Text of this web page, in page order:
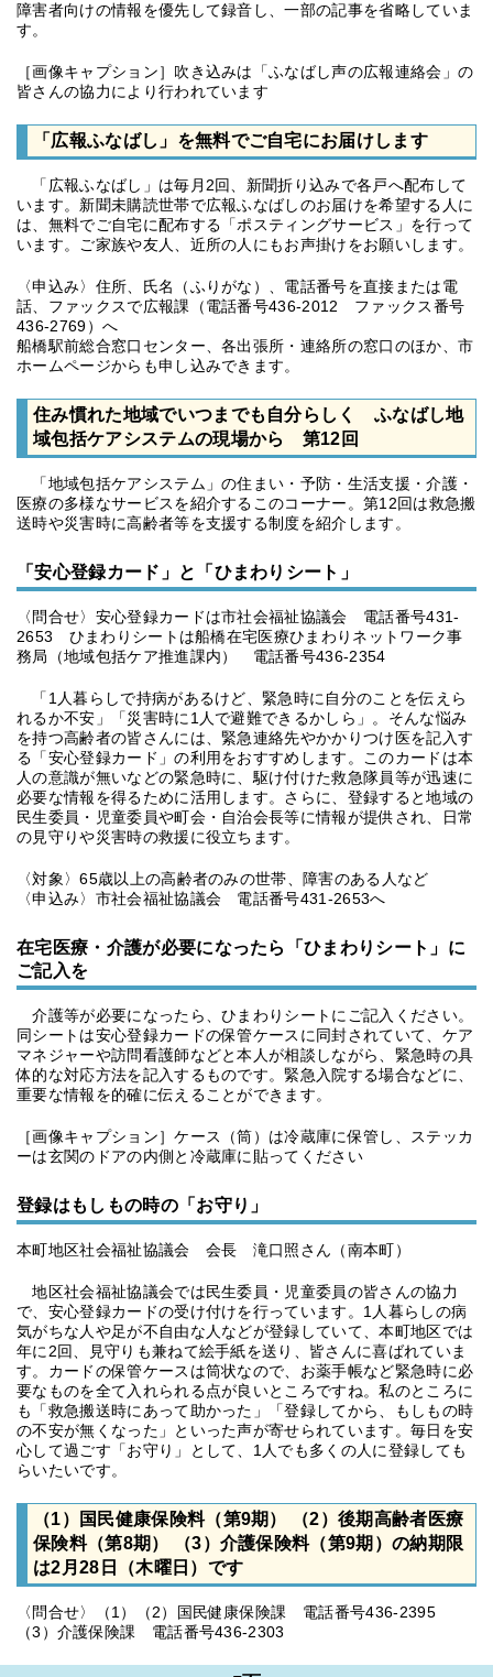
障害者向けの情報を優先して録音し、一部の記事を省略していま
す。
［画像キャプション］吹き込みは「ふなばし声の広報連絡会」の
皆さんの協力により行われています
「広報ふなばし」を無料でご自宅にお届けします
「広報ふなばし」は毎月2回、新聞折り込みで各戸へ配布して
います。新聞未購読世帯で広報ふなばしのお届けを希望する人に
は、無料でご自宅に配布する「ポスティングサービス」を行って
います。ご家族や友人、近所の人にもお声掛けをお願いします。
〈申込み〉住所、氏名（ふりがな）、電話番号を直接または電
話、ファックスで広報課（電話番号436-2012 ファックス番号
436-2769）へ
船橋駅前総合窓口センター、各出張所・連絡所の窓口のほか、市
ホームページからも申し込みできます。
住み慣れた地域でいつまでも自分らしく ふなばし地
域包括ケアシステムの現場から 第12回
「地域包括ケアシステム」の住まい・予防・生活支援・介護・
医療の多様なサービスを紹介するこのコーナー。第12回は救急搬
送時や災害時に高齢者等を支援する制度を紹介します。
「安心登録カード」と「ひまわりシート」
〈問合せ〉安心登録カードは市社会福祉協議会 電話番号︎431-
2653 ひまわりシートは船橋在宅医療ひまわりネットワーク事
務局（地域包括ケア推進課内） 電話番号436-2354
「1人暮らしで持病があるけど、緊急時に自分のことを伝えら
れるか不安」「災害時に1人で避難できるかしら」。そんな悩み
を持つ高齢者の皆さんには、緊急連絡先やかかりつけ医を記入す
る「安心登録カード」の利用をおすすめします。このカードは本
人の意識が無いなどの緊急時に、駆け付けた救急隊員等が迅速に
必要な情報を得るために活用します。さらに、登録すると地域の
民生委員・児童委員や町会・自治会長等に情報が提供され、日常
の見守りや災害時の救援に役立ちます。
〈対象〉65歳以上の高齢者のみの世帯、障害のある人など
〈申込み〉市社会福祉協議会 電話番号︎431-2653へ
在宅医療・介護が必要になったら「ひまわりシート」に
ご記入を
介護等が必要になったら、ひまわりシートにご記入ください。
同シートは安心登録カードの保管ケースに同封されていて、ケア
マネジャーや訪問看護師などと本人が相談しながら、緊急時の具
体的な対応方法を記入するものです。緊急入院する場合などに、
重要な情報を的確に伝えることができます。
［画像キャプション］ケース（筒）は冷蔵庫に保管し、ステッカ
ーは玄関のドアの内側と冷蔵庫に貼ってください
登録はもしもの時の「お守り」
本町地区社会福祉協議会 会長 滝口照さん（南本町）
地区社会福祉協議会では民生委員・児童委員の皆さんの協力
で、安心登録カードの受け付けを行っています。1人暮らしの病
気がちな人や足が不自由な人などが登録していて、本町地区では
年に2回、見守りも兼ねて絵手紙を送り、皆さんに喜ばれていま
す。カードの保管ケースは筒状なので、お薬手帳など緊急時に必
要なものを全て入れられる点が良いところですね。私のところに
も「救急搬送時にあって助かった」「登録してから、もしもの時
の不安が無くなった」といった声が寄せられています。毎日を安
心して過ごす「お守り」として、1人でも多くの人に登録しても
らいたいです。
（1）国民健康保険料（第9期） （2）後期高齢者医療
保険料（第8期） （3）介護保険料（第9期）の納期限
は2月28日（木曜日）です
〈問合せ〉（1）（2）国民健康保険課 電話番号436-2395
（3）介護保険課 電話番号436-2303